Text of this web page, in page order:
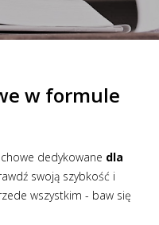
w formule
dedykowane dla
swoją szybkość i
wszystkim - baw się